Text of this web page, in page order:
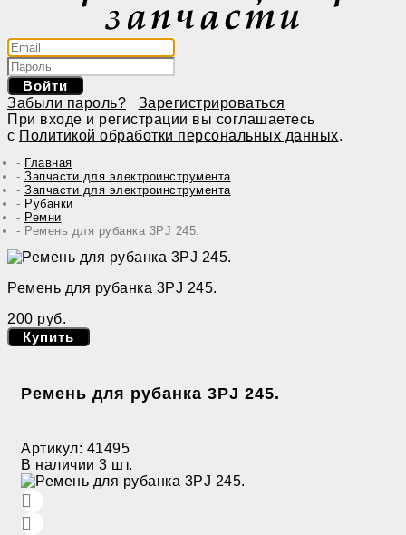
Войти
Забыли пароль?
Зарегистрироваться
При входе и регистрации вы соглашаетесь
с Политикой обработки персональных данных.
Главная
Запчасти для электроинструмента
Запчасти для электроинструмента
Рубанки
Ремни
Ремень для рубанка 3PJ 245.
Ремень для рубанка 3PJ 245.
200 руб.
Купить
Ремень для рубанка 3PJ 245.
Артикул: 41495
В наличии 3 шт.